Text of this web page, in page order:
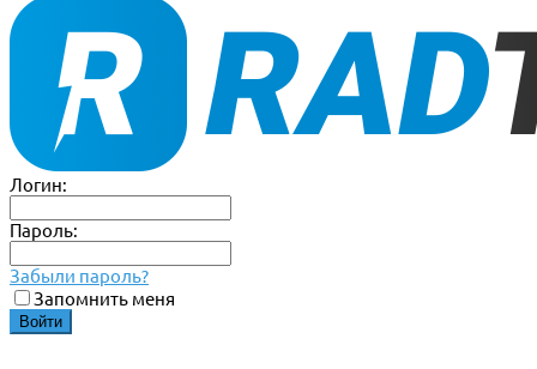
Логин:
Пароль:
Забыли пароль?
Запомнить меня